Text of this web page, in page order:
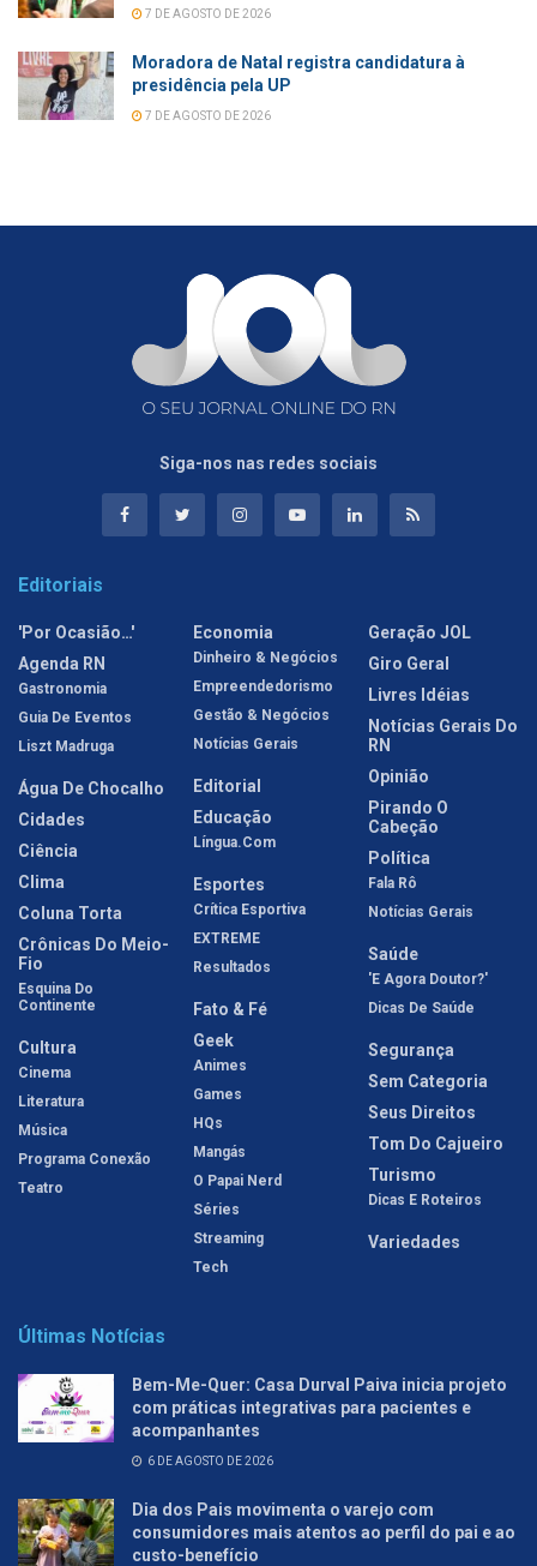
7 DE AGOSTO DE 2026
Moradora de Natal registra candidatura à
presidência pela UP
7 DE AGOSTO DE 2026
Siga-nos nas redes sociais
Editoriais
'Por Ocasião…'
Agenda RN
Gastronomia
Guia De Eventos
Liszt Madruga
Água De Chocalho
Cidades
Ciência
Clima
Coluna Torta
Crônicas Do Meio-
Fio
Esquina Do
Continente
Cultura
Cinema
Literatura
Música
Programa Conexão
Teatro
Economia
Dinheiro & Negócios
Empreendedorismo
Gestão & Negócios
Notícias Gerais
Editorial
Educação
Língua.com
Esportes
Crítica Esportiva
EXTREME
Resultados
Fato & Fé
Geek
Animes
Games
HQs
Mangás
O Papai Nerd
Séries
Streaming
Tech
Geração JOL
Giro Geral
Livres Idéias
Notícias Gerais Do
RN
Opinião
Pirando O
Cabeção
Política
Fala Rô
Notícias Gerais
Saúde
'E Agora Doutor?'
Dicas De Saúde
Segurança
Sem Categoria
Seus Direitos
Tom Do Cajueiro
Turismo
Dicas E Roteiros
Variedades
Últimas Notícias
Bem-Me-Quer: Casa Durval Paiva inicia projeto
com práticas integrativas para pacientes e
acompanhantes
6 DE AGOSTO DE 2026
Dia dos Pais movimenta o varejo com
consumidores mais atentos ao perfil do pai e ao
custo-benefício